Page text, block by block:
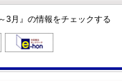
月』の情報をチェックする